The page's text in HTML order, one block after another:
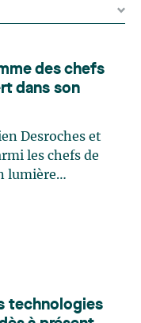
des chefs
dans son
Desroches et
les chefs de
lumière
Valérie
groupe de droit
une
technologies